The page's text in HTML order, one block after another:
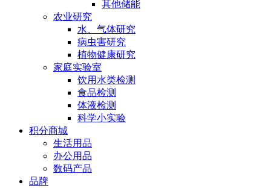
其他储能
农业研究
水、气体研究
病虫害研究
植物健康研究
家庭实验室
饮用水类检测
食品检测
体液检测
科学小实验
积分商城
生活用品
办公用品
数码产品
品牌